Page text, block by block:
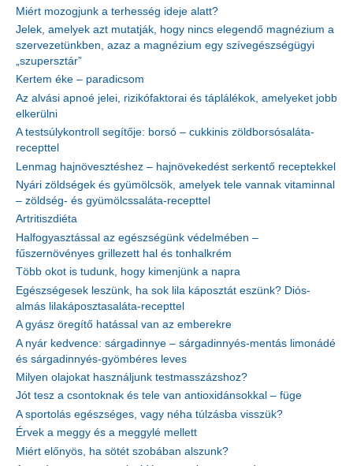
Miért mozogjunk a terhesség ideje alatt?
Jelek, amelyek azt mutatják, hogy nincs elegendő magnézium a
szervezetünkben, azaz a magnézium egy szívegészségügyi
„szupersztár”
Kertem éke – paradicsom
Az alvási apnoé jelei, rizikófaktorai és táplálékok, amelyeket jobb
elkerülni
A testsúlykontroll segítője: borsó – cukkinis zöldborsósaláta-
recepttel
Lenmag hajnövesztéshez – hajnövekedést serkentő receptekkel
Nyári zöldségek és gyümölcsök, amelyek tele vannak vitaminnal
– zöldség- és gyümölcssaláta-recepttel
Artritiszdiéta
Halfogyasztással az egészségünk védelmében –
fűszernövényes grillezett hal és tonhalkrém
Több okot is tudunk, hogy kimenjünk a napra
Egészségesek leszünk, ha sok lila káposztát eszünk? Diós-
almás lilakáposztasaláta-recepttel
A gyász öregítő hatással van az emberekre
A nyár kedvence: sárgadinnye – sárgadinnyés-mentás limonádé
és sárgadinnyés-gyömbéres leves
Milyen olajokat használjunk testmasszázshoz?
Jót tesz a csontoknak és tele van antioxidánsokkal – füge
A sportolás egészséges, vagy néha túlzásba visszük?
Érvek a meggy és a meggylé mellett
Miért előnyös, ha sötét szobában alszunk?